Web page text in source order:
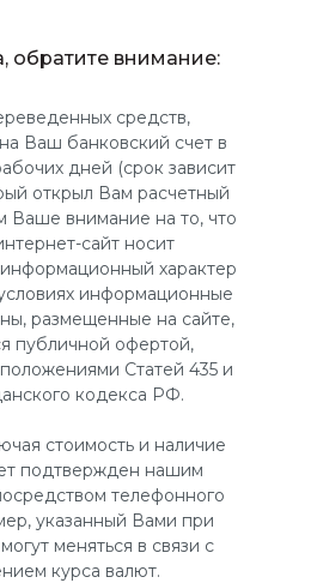
средств,
Ваш банковский счет в
дней (срок зависит
открыл Вам расчетный
Ваше внимание на то, что
сайт носит
характер
информационные
размещенные на сайте,
публичной офертой,
Статей 435 и
кодекса РФ.
стоимость и наличие
подтвержден нашим
телефонного
указанный Вами при
меняться в связи с
курса валют.
обратите внимание: